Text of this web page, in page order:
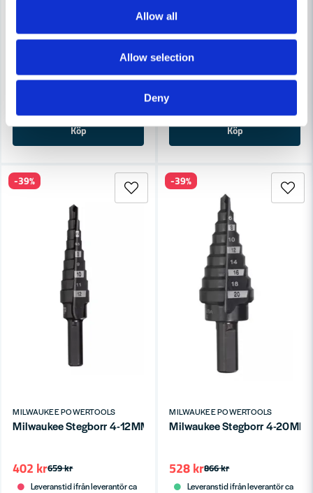
Allow all
Allow selection
Deny
MILWAUKEE POWERTOOLS
Milwaukee Stegborr M6-M32
1 148 kr
Köp
MILWAUKEE POWERTOOLS
Milwaukee Stegborrsats
Köp
MILWAUKEE POWERTOOLS
Milwaukee Stegborr 4-12MM/1 9-Steg
659 kr
402 kr
Leveranstid ifrån leverantör ca
-39%
MILWAUKEE POWERTOOLS
Milwaukee Stegborr 4-20MM
866 kr
528 kr
Leveranstid ifrån leverantör ca
-39%